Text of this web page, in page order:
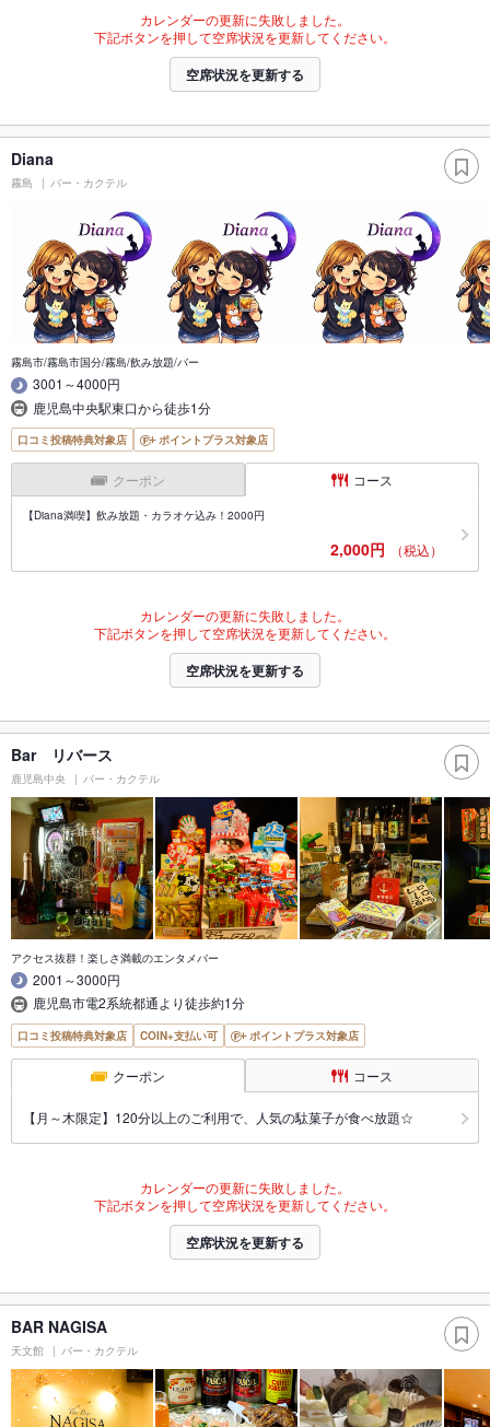
カレンダーの更新に失敗しました。
下記ボタンを押して空席状況を更新してください。
空席状況を更新する
Diana
霧島 バー・カクテル
霧島市/霧島市国分/霧島/飲み放題/バー
3001～4000円
鹿児島中央駅東口から徒歩1分
口コミ投稿特典対象店 ポイントプラス対象店
クーポン コース
【Diana満喫】飲み放題・カラオケ込み！2000円
2,000円 （税込）
カレンダーの更新に失敗しました。
下記ボタンを押して空席状況を更新してください。
空席状況を更新する
Bar リバース
鹿児島中央 バー・カクテル
アクセス抜群！楽しさ満載のエンタメバー
2001～3000円
鹿児島市電2系統都通より徒歩約1分
口コミ投稿特典対象店 COIN+支払い可 ポイントプラス対象店
クーポン コース
【月～木限定】120分以上のご利用で、人気の駄菓子が食べ放題☆
カレンダーの更新に失敗しました。
下記ボタンを押して空席状況を更新してください。
空席状況を更新する
BAR NAGISA
天文館 バー・カクテル